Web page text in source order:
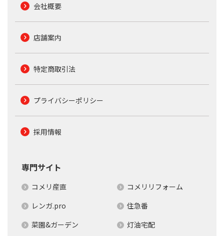
会社概要
店舗案内
特定商取引法
プライバシーポリシー
採用情報
専門サイト
コメリ産直
コメリリフォーム
レンガ.pro
住急番
菜園&ガーデン
灯油宅配